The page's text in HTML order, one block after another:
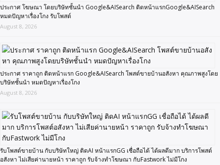
ประกาศ โฆษณา โดยบริษัทชั้นนำ Google&AISearch ติดหน้าแรกGoogle&AISearch
หมดปัญหาเรื่องโกง รับโพสต์
August 8, 2026
ประกาศ ราคาถูก ติดหน้าแรก Google&AISearch โพสต์ขายบ้านอสังหา คุณภาพสูงโดย
บริษัทชั้นนำ หมดปัญหาเรื่องโกง
August 8, 2026
รับโพสต์ขายบ้าน กับบริษัทใหญ่ ติดAI หน้าแรกGG เชื่อถือได้ ได้ผลดีมาก บริการโพสต์
อสังหา ไม่เสียค่านายหน้า ราคาถูก รับจ้างทำโฆษณา กับFastwork ไม่มีโกง